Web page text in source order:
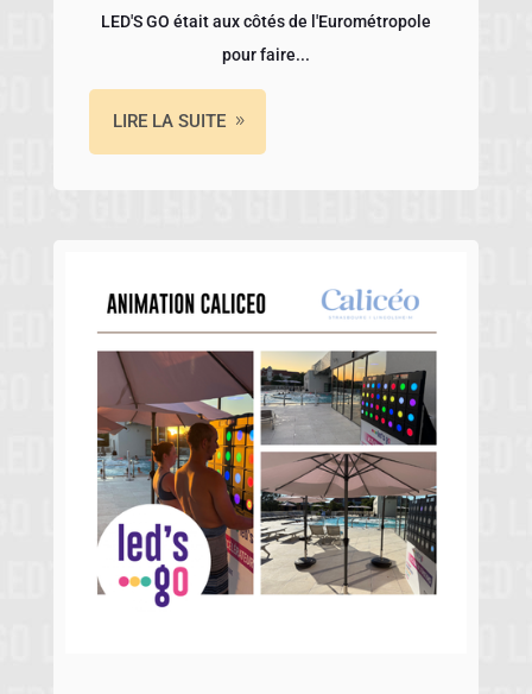
LED'S GO était aux côtés de l'Eurométropole
pour faire...
LIRE LA SUITE